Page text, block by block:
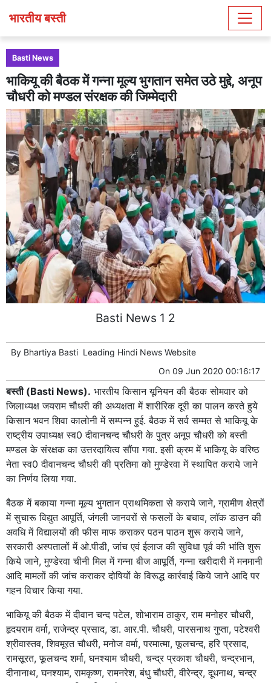
भारतीय बस्ती
Basti News
भाकियू की बैठक में गन्ना मूल्य भुगतान समेत उठे मुद्दे, अनूप
चौधरी को मण्डल संरक्षक की जिम्मेदारी
Basti News 1 2
By Bhartiya Basti Leading Hindi News Website
On 09 Jun 2020 00:16:17
बस्ती (Basti News). भारतीय किसान यूनियन की बैठक सोमवार को
जिलाध्यक्ष जयराम चौधरी की अध्यक्षता में शारीरिक दूरी का पालन करते हुये
किसान भवन शिवा कालोनी में सम्पन्न हुई. बैठक में सर्व सम्मत से भाकियू के
राष्ट्रीय उपाध्यक्ष स्व0 दीवानचन्द चौधरी के पुत्र अनूप चौधरी को बस्ती
मण्डल के संरक्षक का उत्तरदायित्व सौंपा गया. इसी क्रम में भाकियू के वरिष्ठ
नेता स्व0 दीवानचन्द चौधरी की प्रतिमा को मुण्डेरवा में स्थापित कराये जाने
का निर्णय लिया गया.
बैठक में बकाया गन्ना मूल्य भुगतान प्राथमिकता से कराये जाने, ग्रामीण क्षेत्रों
में सुचारू विद्युत आपूर्ति, जंगली जानवरों से फसलों के बचाव, लॉक डाउन की
अवधि में विद्यालयों की फीस माफ कराकर पठन पाठन शुरू कराये जाने,
सरकारी अस्पतालों में ओ.पीडी, जांच एवं ईलाज की सुविधा पूर्व की भांति शुरू
किये जाने, मुण्डेरवा चीनी मिल में गन्ना बीज आपूर्ति, गन्ना खरीदारी में मनमानी
आदि मामलों की जांच कराकर दोषियों के विरूद्ध कार्रवाई किये जाने आदि पर
गहन विचार किया गया.
भाकियू की बैठक में दीवान चन्द पटेल, शोभाराम ठाकुर, राम मनोहर चौधरी,
हृदयराम वर्मा, राजेन्द्र प्रसाद, डा. आर.पी. चौधरी, पारसनाथ गुप्ता, पटेश्वरी
श्रीवास्तव, शिवमूरत चौधरी, मनोज वर्मा, परमात्मा, फूलचन्द, हरि प्रसाद,
रामसूरत, फूलचन्द शर्मा, घनश्याम चौधरी, चन्द्र प्रकाश चौधरी, चन्द्रभान,
दीनानाथ, घनश्याम, रामकृष्ण, रामनरेश, बंधु चौधरी, वीरेन्द्र, दूधनाथ, चन्द्र